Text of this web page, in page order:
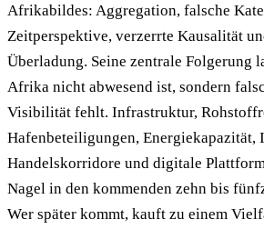
Afrikabildes: Aggregation, falsche
Zeitperspektive, verzerrte Kausalität
Überladung. Seine zentrale Folgerung
Afrika nicht abwesend ist, sondern
Visibilität fehlt. Infrastruktur,
Hafenbeteiligungen, Energiekapazität,
Handelskorridore und digitale
Nagel in den kommenden zehn bis
Wer später kommt, kauft zu einem